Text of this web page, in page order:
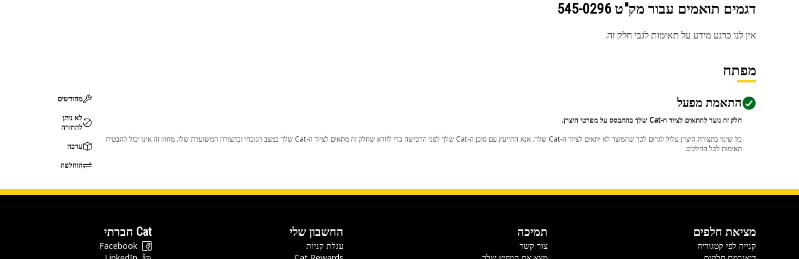
דגמים תואמים עבור מק"ט 545-0296
אין לנו כרגע מידע על תאימות לגבי חלק זה.
מפתח
התאמת מפעל
חלק זה נועד להתאים לציוד ה-Cat שלך בהתבסס על מפרטי היצרן.
כל שינוי בתצורת היצרן עלול לגרום לכך שהמוצר לא יתאים לציוד ה-Cat שלך. אנא התייעץ עם סוכן ה-Cat שלך לפני הרכישה כדי לוודא שחלק זה מתאים לציוד ה-Cat שלך במצב הנוכחי ובתצורה המשוערת שלו. מחוון זה אינו יכול להבטיח
תאימות לכל החלקים.
מחודשים
לא ניתן
להחזרה
ערכה
הוחלפה
מציאת חלפים
קנייה לפי קטגוריה
תמיכה
צור קשר
החשבון שלי
עגלת קניות
Cat חברתי
Facebook